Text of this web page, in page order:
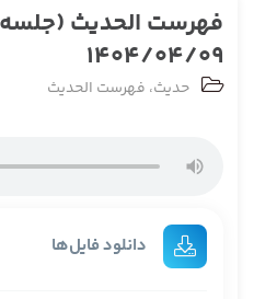
1404/04/09
حدیث، فهرست الحدیث
دانلود فایل‌ها